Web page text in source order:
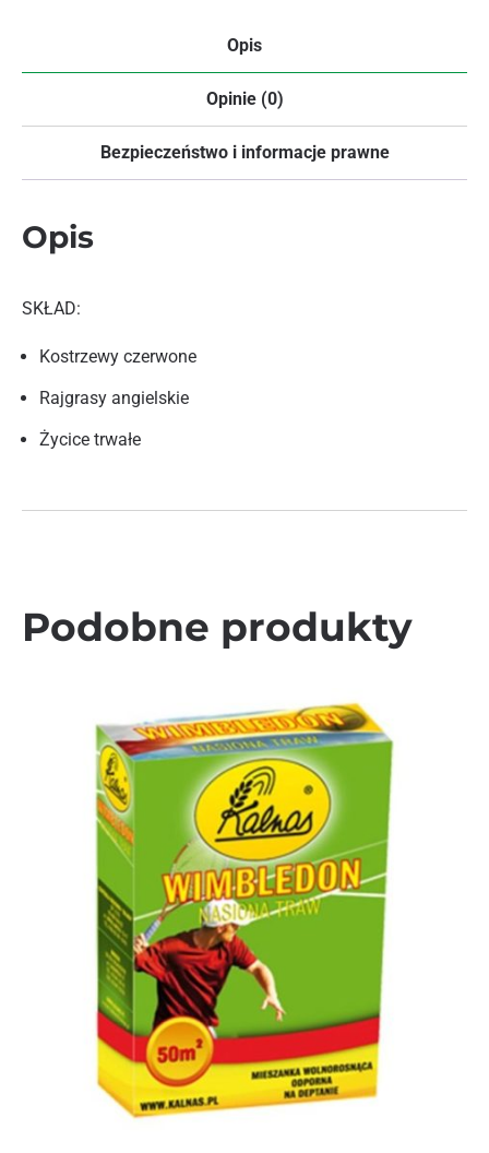
Opis
Opinie (0)
Bezpieczeństwo i informacje prawne
Opis
SKŁAD:
Kostrzewy czerwone
Rajgrasy angielskie
Życice trwałe
Podobne produkty